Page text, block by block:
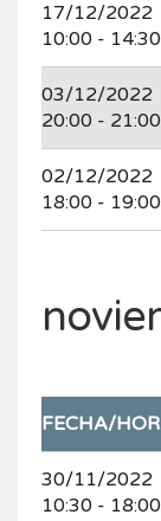
17/12/2022
10:00 - 14:30
03/12/2022
20:00 - 21:00
02/12/2022
18:00 - 19:00
FECHA/
30/11/2022
10:30 - 18:00